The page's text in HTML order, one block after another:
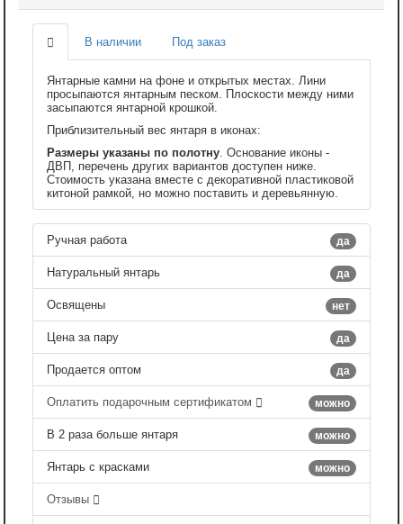
В наличии Под заказ
Янтарные камни на фоне и открытых местах. Лини
просыпаются янтарным песком. Плоскости между ними
засыпаются янтарной крошкой.
Приблизительный вес янтаря в иконах:
Размеры указаны по полотну. Основание иконы -
ДВП, перечень других вариантов доступен ниже.
Стоимость указана вместе с декоративной пластиковой
китоной рамкой, но можно поставить и деревьянную.
да
Ручная работа
да
Натуральный янтарь
нет
Освящены
да
Цена за пару
да
Продается оптом
можно
Оплатить подарочным сертификатом
можно
В 2 раза больше янтаря
можно
Янтарь с красками
Отзывы